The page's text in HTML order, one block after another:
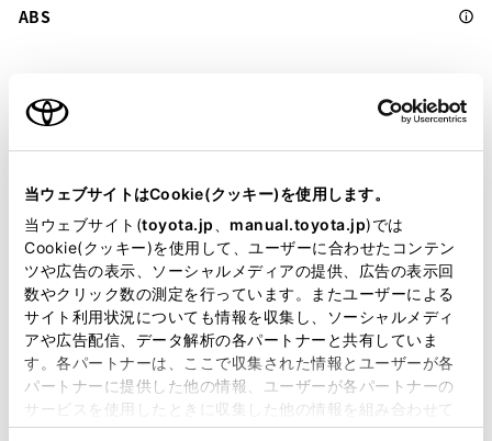
当ウェブサイトはCookie(クッキー)を使用します。
当ウェブサイト(toyota.jp manual.toyota.jp)では
Cookie(クッキー)を使用して、ユーザーに合わせたコンテン
ツや広告の表示、ソーシャルメディアの提供、広告の表示回
数やクリック数の測定を行っています。またユーザーによる
サイト利用状況についても情報を収集し、ソーシャルメディ
アや広告配信、データ解析の各パートナーと共有していま
す。各パートナーは、ここで収集された情報とユーザーが各
パートナーに提供した他の情報、ユーザーが各パートナーの
サービスを使用したときに収集した他の情報を組み合わせて
使用することがあります。当ウェブサイトの使用を続行する
ABS
横滑防止装置
：ｽﾏｰﾄｷ-
リモコンスターター
ETC
※ セットアップ費用は別途申し受けます